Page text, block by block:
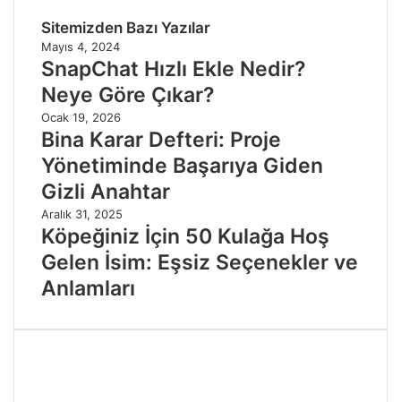
Sitemizden Bazı Yazılar
Mayıs 4, 2024
SnapChat Hızlı Ekle Nedir?
Neye Göre Çıkar?
Ocak 19, 2026
Bina Karar Defteri: Proje
Yönetiminde Başarıya Giden
Gizli Anahtar
Aralık 31, 2025
Köpeğiniz İçin 50 Kulağa Hoş
Gelen İsim: Eşsiz Seçenekler ve
Anlamları